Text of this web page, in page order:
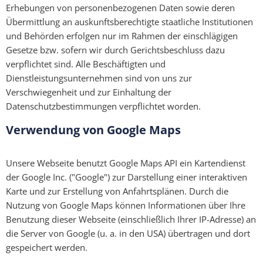
Erhebungen von personenbezogenen Daten sowie deren
Übermittlung an auskunftsberechtigte staatliche Institutionen
und Behörden erfolgen nur im Rahmen der einschlägigen
Gesetze bzw. sofern wir durch Gerichtsbeschluss dazu
verpflichtet sind. Alle Beschäftigten und
Dienstleistungsunternehmen sind von uns zur
Verschwiegenheit und zur Einhaltung der
Datenschutzbestimmungen verpflichtet worden.
Verwendung von Google Maps
Unsere Webseite benutzt Google Maps API ein Kartendienst
der Google Inc. ("Google") zur Darstellung einer interaktiven
Karte und zur Erstellung von Anfahrtsplänen. Durch die
Nutzung von Google Maps können Informationen über Ihre
Benutzung dieser Webseite (einschließlich Ihrer IP-Adresse) an
die Server von Google (u. a. in den USA) übertragen und dort
gespeichert werden.